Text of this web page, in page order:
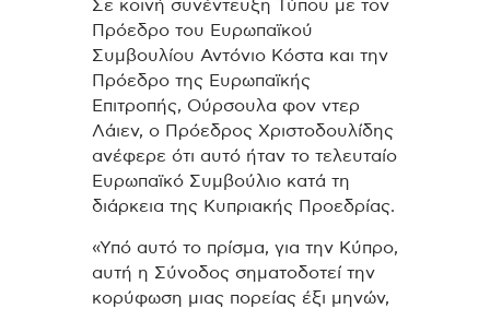
Σε κοινή συνέντευξη Τύπου με τον
Πρόεδρο του Ευρωπαϊκού
Συμβουλίου Αντόνιο Κόστα και την
Πρόεδρο της Ευρωπαϊκής
Επιτροπής, Ούρσουλα φον ντερ
Λάιεν, ο Πρόεδρος Χριστοδουλίδης
ανέφερε ότι αυτό ήταν το τελευταίο
Ευρωπαϊκό Συμβούλιο κατά τη
διάρκεια της Κυπριακής Προεδρίας.
«Υπό αυτό το πρίσμα, για την Κύπρο,
αυτή η Σύνοδος σηματοδοτεί την
κορύφωση μιας πορείας έξι μηνών,